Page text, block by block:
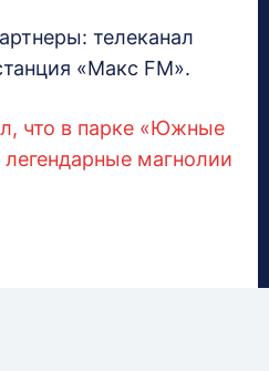
телеканал
«Макс FM».
что в парке «Южные
магнолии